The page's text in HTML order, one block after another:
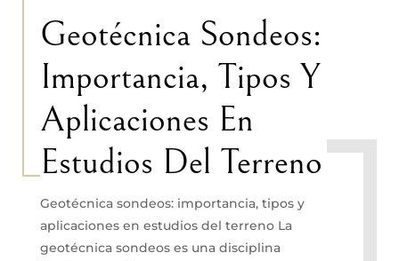
Geotécnica Sondeos:
Importancia, Tipos Y
Aplicaciones En
Estudios Del Terreno
Geotécnica sondeos: importancia, tipos y
aplicaciones en estudios del terreno La
geotécnica sondeos es una disciplina